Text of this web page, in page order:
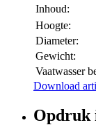
Inhoud:
Hoogte:
Diameter:
Gewicht:
Vaatwasser
Download
Opdruk